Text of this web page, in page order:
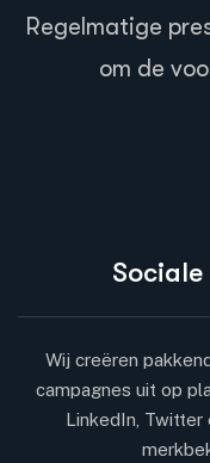
Regelmatige
om de
Wij creëren
campagnes uit op
LinkedIn, Twitter